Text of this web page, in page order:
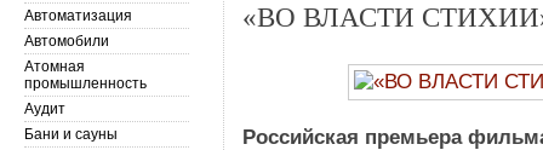
«ВО ВЛАСТИ
Российская премьера
Автоматизация
Автомобили
Атомная
промышленность
Аудит
Бани и сауны